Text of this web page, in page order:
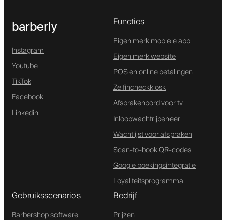
barberly
Instagram
Youtube
TikTok
Facebook
Linkedin
Functies
Eigen merk mobiele app
Eigen merk website
POS en online betalingen
Zelfincheckkiosk
Afsprakenbord voor tv
Inloopwachtrijbeheer
Wachtlijst voor afspraken
Scan-to-book QR-codes
Google boekingsintegratie
Loyaliteitsprogramma
Gebruiksscenario's
Barbershop software
Bedrijf
Prijzen